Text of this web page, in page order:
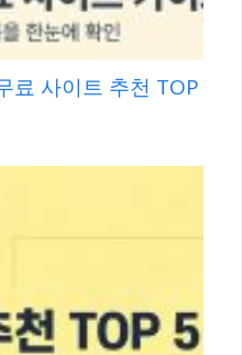
료 사이트 추천 TOP